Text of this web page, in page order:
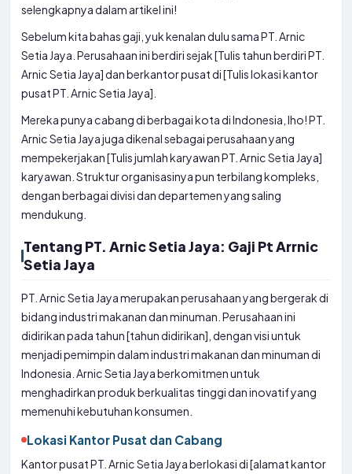
selengkapnya dalam artikel ini!
Sebelum kita bahas gaji, yuk kenalan dulu sama PT. Arnic
Setia Jaya. Perusahaan ini berdiri sejak [Tulis tahun berdiri PT.
Arnic Setia Jaya] dan berkantor pusat di [Tulis lokasi kantor
pusat PT. Arnic Setia Jaya].
Mereka punya cabang di berbagai kota di Indonesia, lho! PT.
Arnic Setia Jaya juga dikenal sebagai perusahaan yang
mempekerjakan [Tulis jumlah karyawan PT. Arnic Setia Jaya]
karyawan. Struktur organisasinya pun terbilang kompleks,
dengan berbagai divisi dan departemen yang saling
mendukung.
Tentang PT. Arnic Setia Jaya: Gaji Pt Arrnic
Setia Jaya
PT. Arnic Setia Jaya merupakan perusahaan yang bergerak di
bidang industri makanan dan minuman. Perusahaan ini
didirikan pada tahun [tahun didirikan], dengan visi untuk
menjadi pemimpin dalam industri makanan dan minuman di
Indonesia. Arnic Setia Jaya berkomitmen untuk
menghadirkan produk berkualitas tinggi dan inovatif yang
memenuhi kebutuhan konsumen.
Lokasi Kantor Pusat dan Cabang
Kantor pusat PT. Arnic Setia Jaya berlokasi di [alamat kantor